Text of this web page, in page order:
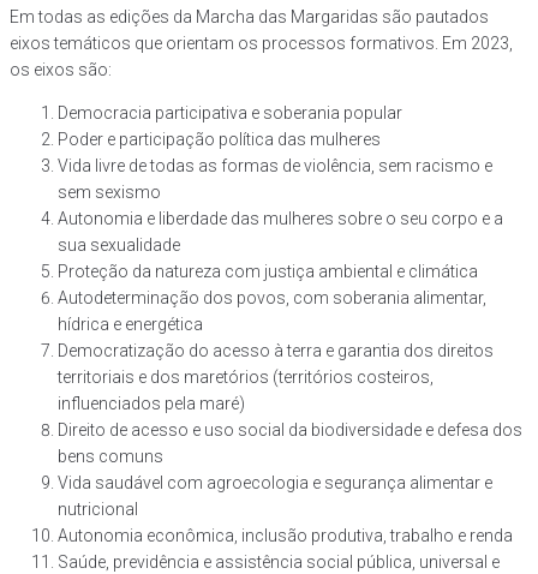
Em todas as edições da Marcha das Margaridas são pautados
eixos temáticos que orientam os processos formativos. Em 2023,
os eixos são:
Democracia participativa e soberania popular
Poder e participação política das mulheres
Vida livre de todas as formas de violência, sem racismo e
sem sexismo
Autonomia e liberdade das mulheres sobre o seu corpo e a
sua sexualidade
Proteção da natureza com justiça ambiental e climática
Autodeterminação dos povos, com soberania alimentar,
hídrica e energética
Democratização do acesso à terra e garantia dos direitos
territoriais e dos maretórios (territórios costeiros,
influenciados pela maré)
Direito de acesso e uso social da biodiversidade e defesa dos
bens comuns
Vida saudável com agroecologia e segurança alimentar e
nutricional
Autonomia econômica, inclusão produtiva, trabalho e renda
Saúde, previdência e assistência social pública, universal e